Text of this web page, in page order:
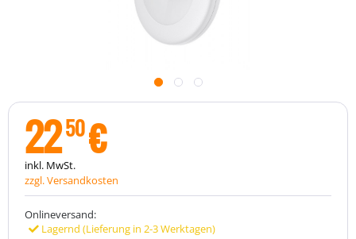
2250€
inkl. MwSt.
zzgl. Versandkosten
Onlineversand:
Lagernd (Lieferung in 2-3 Werktagen)